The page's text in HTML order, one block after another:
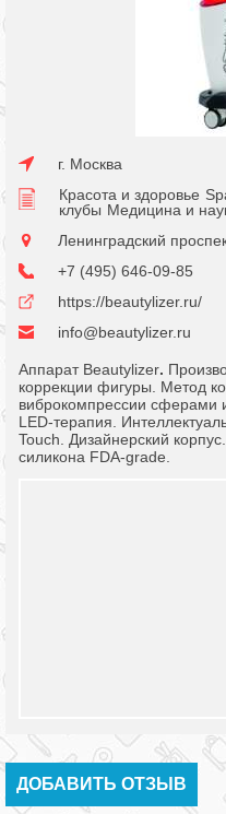
г. Москва
Красота и здоровье
клубы Медицина и
Ленинградский
+7 (495) 646-09-85
https://beautylizer.ru/
info@beautylizer.ru
Аппарат Beautylizer.
коррекции фигуры. Метод
виброкомпрессии сферами
LED-терапия.
Touch. Дизайнерский
силикона FDA-grade.
ДОБАВИТЬ ОТЗЫВ